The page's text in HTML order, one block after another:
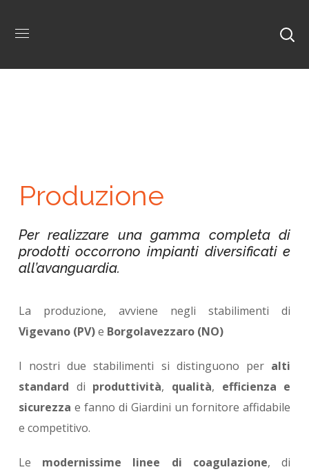
Produzione
Per realizzare una gamma completa di
prodotti occorrono impianti diversificati e
all’avanguardia.
La produzione, avviene negli stabilimenti di
Vigevano (PV)e Borgolavezzaro (NO)
I nostri due stabilimenti si distinguono per alti
standard di produttività, qualità, efficienza e
sicurezza e fanno di Giardini un fornitore affidabile
e competitivo.
Le modernissime linee di coagulazione, di